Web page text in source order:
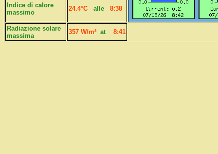
Indice di calore
massimo
24.4°C alle 8:38
Radiazione solare
massima
357 W/m² at 8:41